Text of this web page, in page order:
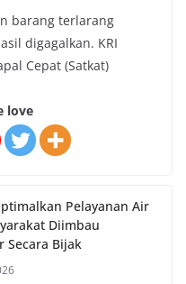
barang terlarang
digagalkan. KRI
Cepat (Satkat)
love
Pelayanan Air
Diimbau
Secara Bijak